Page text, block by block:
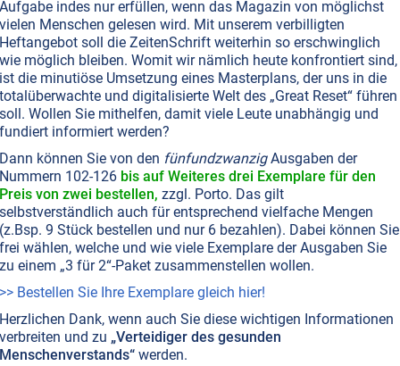
beängstigende Tendenzen.
NR. 22, S.15 GESELLSCHAFT ALLGEMEIN
MASSENMEDIEN • MANIPULATION
RASSISMUS • ANTISEMITISMUS
Kultur-Marxismus den Kapitalismus
unter dem Begriff ‘Political Correctness’ als besonders
und tolerant verkauft wird, ist in Wahrheit eine
Ideologie.Weiterlesen...
Aufgabe indes nur erfüllen, wenn das Magazin von möglichst
vielen Menschen gelesen wird. Mit unserem verbilligten
Heftangebot soll die ZeitenSchrift weiterhin so erschwinglich
wie möglich bleiben. Womit wir nämlich heute konfrontiert sind,
ist die minutiöse Umsetzung eines Masterplans, der uns in die
totalüberwachte und digitalisierte Welt des „Great Reset“ führen
soll. Wollen Sie mithelfen, damit viele Leute unabhängig und
fundiert informiert werden?
Dann können Sie von den fünfundzwanzigAusgaben der
Nummern 102-126 bis auf Weiteres drei Exemplare für den
Preis von zwei bestellen, zzgl. Porto. Das gilt
selbstverständlich auch für entsprechend vielfache Mengen
(z.Bsp. 9 Stück bestellen und nur 6 bezahlen). Dabei können Sie
frei wählen, welche und wie viele Exemplare der Ausgaben Sie
zu einem „3 für 2“-Paket zusammenstellen wollen.
>> Bestellen Sie Ihre Exemplare gleich hier!
Herzlichen Dank, wenn auch Sie diese wichtigen Informationen
verbreiten und zu „Verteidiger des gesunden
Menschenverstands“werden.